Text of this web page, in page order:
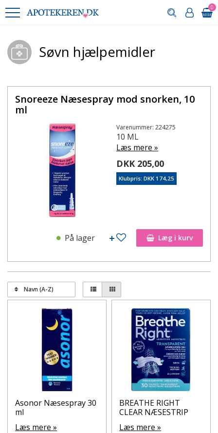
0
Søvn hjælpemidler
Snoreeze Næsespray mod snorken, 10
ml
Varenummer: 224275
10 ML
Læs mere »
DKK 205,00
Klubpris: DKK 174,25
På lager Læg i kurv
Navn (A-Z)
Asonor Næsespray 30
ml
Læs mere »
BREATHE RIGHT
CLEAR NÆSESTRIP
Læs mere »